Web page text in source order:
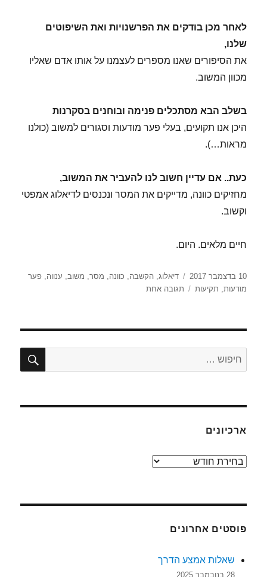
לאחר מכן בודקים את הפרשנויות ואת השיפוטים
שלנו,
את הסיפורים שאנו מספרים לעצמנו על אותו אדם שאליו
מכוון המשוב.
בשלב הבא מסתכלים פנימה ובוחנים בסקרנות
היכן אנו תקועים, בעלי פער מודעות וסגורים למשוב (כולנו
מראות…).
כעת.. אם עדיין חשוב לנו להעביר את המשוב,
מחזיקים כוונה, מדייקים את המסר ונכנסים לדיאלוג אמפטי
וקשוב.
חיים מלאים. היום.
פורסם
בתאריך
10 בדצמבר 2017 תגיות
דיאלוג,הקשבה, כוונה, מסר, משוב, ענווה,פער
מודעות, תקיעות תגובה אחתעל
משוב
חפש:
ארכיונים
ארכיונים
פוסטים אחרונים
שאלות אמצע הדרך
28 בנובמבר 2025